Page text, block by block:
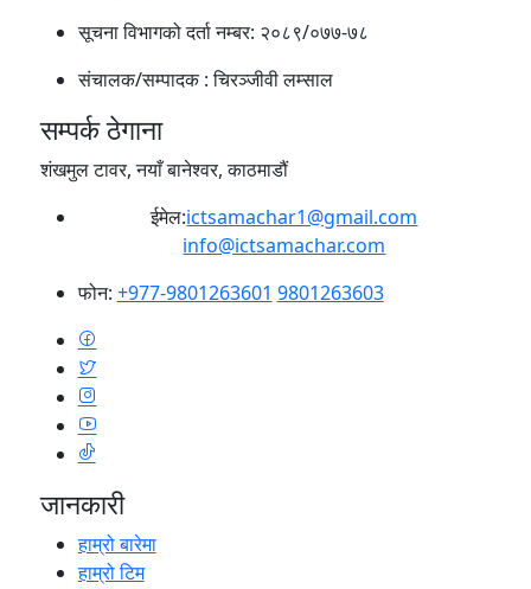
सूचना विभागको दर्ता नम्बर: २०८९/०७७-७८
संचालक/सम्पादक :चिरञ्जीवी लम्साल
सम्पर्क ठेगाना
शंखमुल टावर, नयाँ बानेश्वर, काठमाडौं
ईमेल:ictsamachar1@gmail.com
info@ictsamachar.com
फोन: +977-9801263601 9801263603
जानकारी
हाम्रो बारेमा
हाम्रो टिम